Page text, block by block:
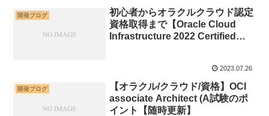
開発ブログ
初心者からオラクルクラウド認定
資格取得まで【Oracle Cloud
Infrastructure 2022 Certified
2023.07.26
開発ブログ
【オラクル/クラウド/資格】OCI
associate Architect (A試験のポ
イント【随時更新】